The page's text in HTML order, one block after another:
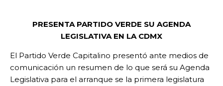
PRESENTA PARTIDO VERDE SU AGENDA
LEGISLATIVA EN LA CDMX
El Partido Verde Capitalino presentó ante medios de
comunicación un resumen de lo que será su Agenda
Legislativa para el arranque se la primera legislatura